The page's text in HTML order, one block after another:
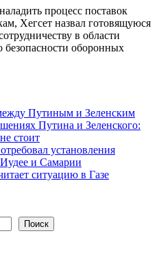
процесс поставок
Хегсет назвал готовящуюся
в области
безопасности оборонных
Путиным и Зеленским
Путина и Зеленского:
стоит
установления
и Самарии
ситуацию в Газе
Поиск